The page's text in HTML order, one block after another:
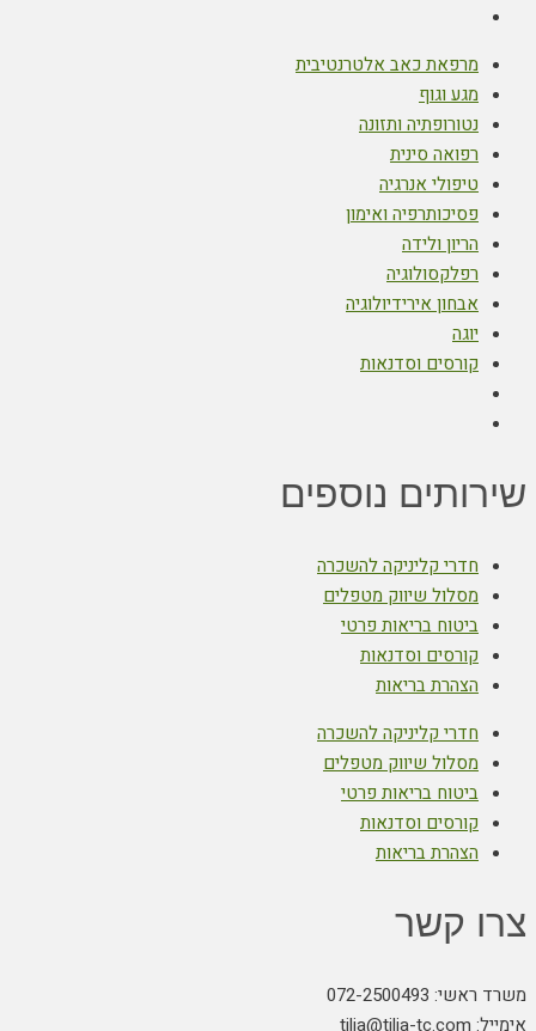
מרפאת כאב אלטרנטיבית
מגע וגוף
נטורופתיה ותזונה
רפואה סינית
טיפולי אנרגיה
פסיכותרפיה ואימון
הריון ולידה
רפלקסולוגיה
אבחון אירידיולוגיה
יוגה
קורסים וסדנאות
שירותים נוספים
חדרי קליניקה להשכרה
מסלול שיווק מטפלים
ביטוח בריאות פרטי
קורסים וסדנאות
הצהרת בריאות
חדרי קליניקה להשכרה
מסלול שיווק מטפלים
ביטוח בריאות פרטי
קורסים וסדנאות
הצהרת בריאות
צרו קשר
משרד ראשי: 072-2500493
אימייל: tilia@tilia-tc.com